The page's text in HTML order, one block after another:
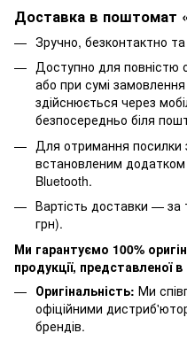
Доставка в поштомат
Зручно, безконтактно
Доступно для повністю
або при сумі
здійснюється через
безпосередньо біля
Для отримання посилки
встановленим
Bluetooth.
Вартість доставки — за
грн).
Ми гарантуємо 100%
продукції, представленої
Оригінальність: Ми
офіційними
брендів.